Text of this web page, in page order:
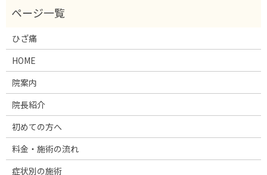
ひざ痛
HOME
院案内
院長紹介
初めての方へ
料金・施術の流れ
症状別の施術